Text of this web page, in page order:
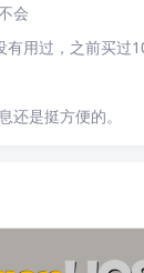
会
之前买过100个水晶头还没有
还是挺方便的。